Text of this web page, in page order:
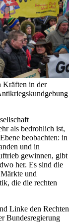
Kräften in der
als bedrohlich ist,
beobachten: in
und in
gewinnen, gibt
her. Es sind die
und
die die rechten
Linke den Rechten
Bundesregierung